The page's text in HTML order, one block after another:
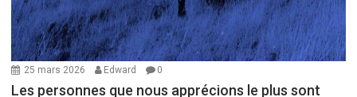
25 mars 2026 Edward 0
Les personnes que nous apprécions le plus sont